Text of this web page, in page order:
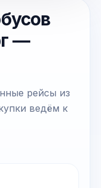
—
рейсы из
ведём к